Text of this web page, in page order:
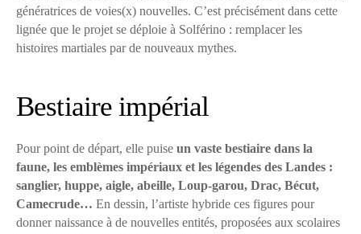
génératrices de voies(x) nouvelles. C’est précisément dans cette
lignée que le projet se déploie à Solférino : remplacer les
histoires martiales par de nouveaux mythes.
Bestiaire impérial
Pour point de départ, elle puise un vaste bestiaire dans la
faune, les emblèmes impériaux et les légendes des Landes :
sanglier, huppe, aigle, abeille, Loup-garou, Drac, Bécut,
Camecrude… En dessin, l’artiste hybride ces figures pour
donner naissance à de nouvelles entités, proposées aux scolaires